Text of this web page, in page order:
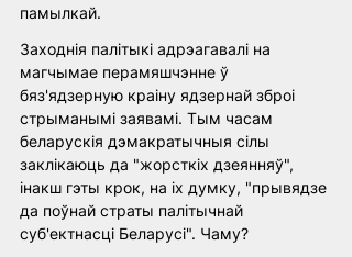
памылкай.
Заходнія палітыкі адрэагавалі на
магчымае перамяшчэнне ў
бяз'ядзерную краіну ядзернай зброі
стрыманымі заявамі. Тым часам
беларускія дэмакратычныя сілы
заклікаюць да "жорсткіх дзеянняў",
інакш гэты крок, на іх думку, "прывядзе
да поўнай страты палітычнай
суб'ектнасці Беларусі". Чаму?